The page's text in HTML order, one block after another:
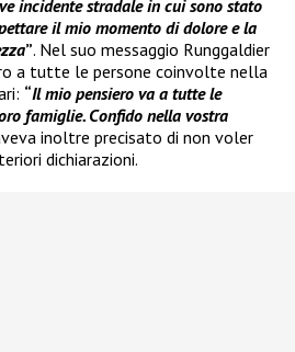
incidente stradale in cui sono stato
il mio momento di dolore e la
”. Nel suo messaggio Runggaldier
a tutte le persone coinvolte nella
“Il mio pensiero va a tutte le
famiglie. Confido nella vostra
inoltre precisato di non voler
dichiarazioni.